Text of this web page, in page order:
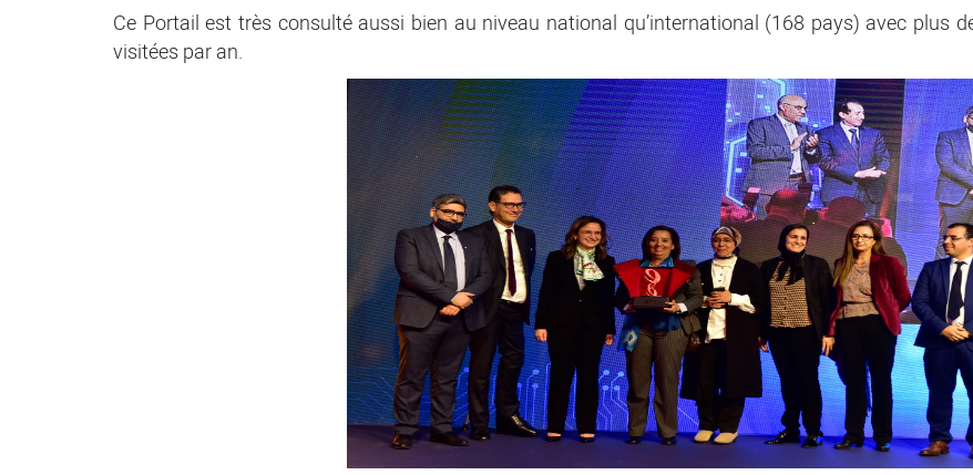
Ce Portail est très consulté aussi bien au niveau national qu’international (168 pays) avec plus
visitées par an.